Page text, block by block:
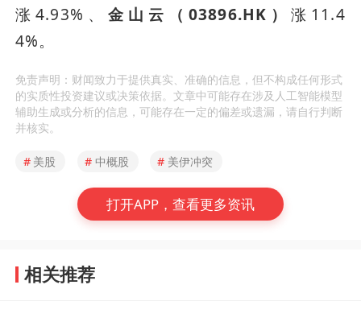
涨4.93%、 金山云（03896.HK）涨11.4
4%。
免责声明：财闻致力于提供真实、准确的信息，但不构成任何形式
的实质性投资建议或决策依据。文章中可能存在涉及人工智能模型
辅助生成或分析的信息，可能存在一定的偏差或遗漏，请自行判断
并核实。
# 美股 # 中概股 # 美伊冲突
打开APP，查看更多资讯
相关推荐